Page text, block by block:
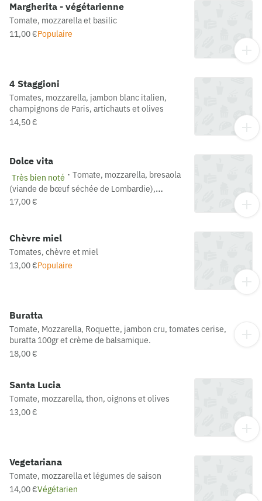
Margherita - végétarienne
Tomate, mozzarella et basilic
11,00 €Populaire
4 Staggioni
Tomates, mozzarella, jambon blanc italien,
champignons de Paris, artichauts et olives
14,50 €
Dolce vita
Très bien noté · Tomate, mozzarella, bresaola
(viande de bœuf séchée de Lombardie),
roquette, copeaux de parmesan, mozzarella di
17,00 €
Chèvre miel
Tomates, chèvre et miel
13,00 €Populaire
Buratta
Tomate, Mozzarella, Roquette, jambon cru, tomates cerise,
buratta 100gr et crème de balsamique.
18,00 €
Santa Lucia
Tomate, mozzarella, thon, oignons et olives
13,00 €
Vegetariana
Tomate, mozzarella et légumes de saison
14,00 €Végétarien